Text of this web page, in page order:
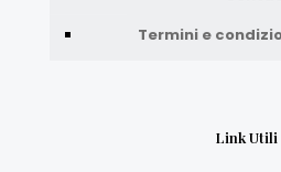
Termini e
Link Utili